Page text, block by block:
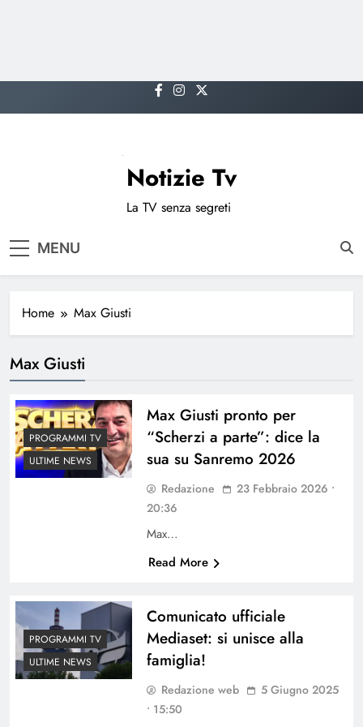
to
Notizie Tv
La TV senza segreti
MENU
Home Max Giusti
Max Giusti
PROGRAMMI TV
ULTIME NEWS
Max Giusti pronto per
“Scherzi a parte”: dice la
sua su Sanremo 2026
Redazione
23 Febbraio 2026 •
20:36
Max…
Read More
PROGRAMMI TV
ULTIME NEWS
Comunicato ufficiale
Mediaset: si unisce alla
famiglia!
Redazione web
5 Giugno 2025
• 15:50